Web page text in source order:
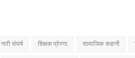
नारी संघर्ष शिक्षक प्रेरणा सामाजिक कहानी